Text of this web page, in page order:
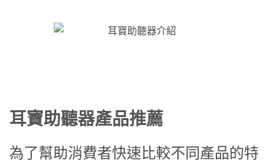
耳寶助聽器產品推薦
為了幫助消費者快速比較不同產品的特